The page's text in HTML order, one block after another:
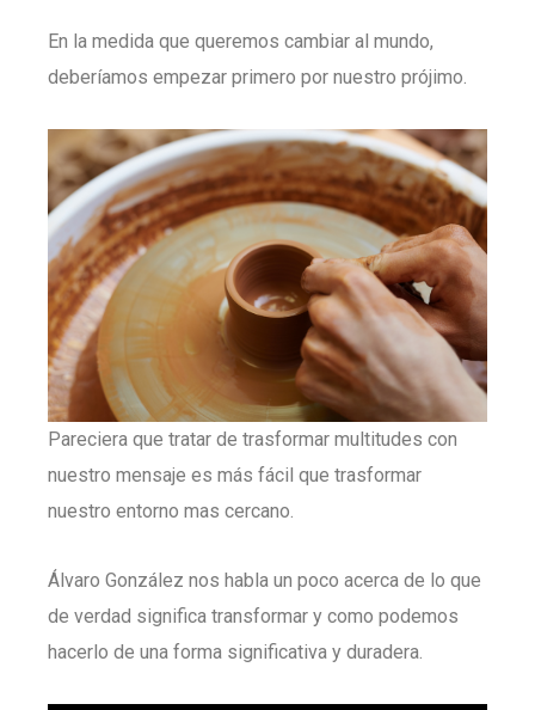
En la medida que queremos cambiar al mundo,
deberíamos empezar primero por nuestro prójimo.
Pareciera que tratar de trasformar multitudes con
nuestro mensaje es más fácil que trasformar
nuestro entorno mas cercano.
Álvaro González nos habla un poco acerca de lo que
de verdad significa transformar y como podemos
hacerlo de una forma significativa y duradera.